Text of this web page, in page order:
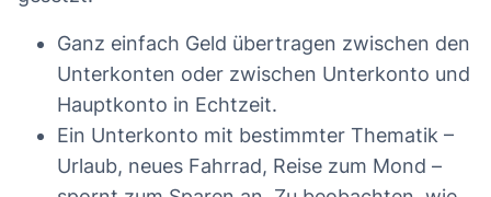
Ganz einfach Geld übertragen zwischen den
Unterkonten oder zwischen Unterkonto und
Hauptkonto in Echtzeit.
Ein Unterkonto mit bestimmter Thematik –
Urlaub, neues Fahrrad, Reise zum Mond –